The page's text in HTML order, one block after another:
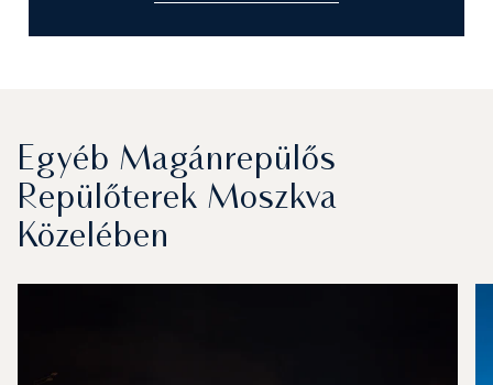
Egyéb Magánrepülős
Repülőterek Moszkva
Közelében